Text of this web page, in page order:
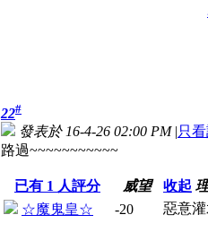
22#
發表於 16-4-26 02:00 PM |只
路過~~~~~~~~~~~
已有 1 人評分 威望 收起
☆魔鬼皇☆
-20 惡意